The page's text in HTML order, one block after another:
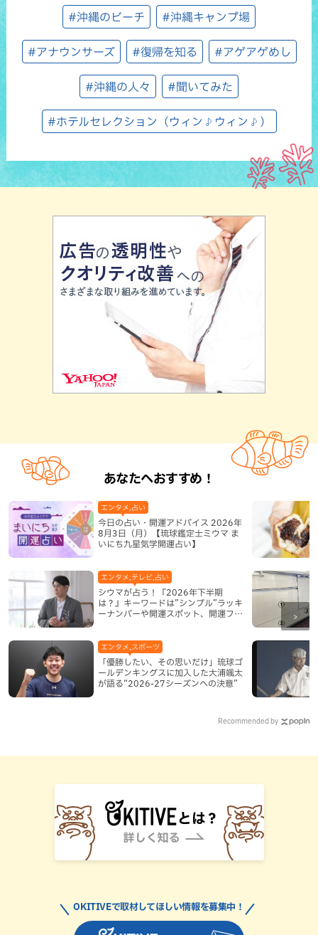
#沖縄のビーチ #沖縄キャンプ場
#アナウンサーズ #復帰を知る #アゲアゲめし
#沖縄の人々 #聞いてみた
#ホテルセレクション（ウィン♪ウィン♪）
あなたへおすすめ！
今日の占い・開運アドバイス 2026年
8月3日（月）【琉球鑑定士ミウマ ま
いにち九星気学開運占い】
エンタメ,占い
シウマが占う！『2026年下半期
は？』キーワードは”シンプル”ラッキ
ーナンバーや開運スポット、開運フー
エンタメ,テレビ,占い
「優勝したい、その思いだけ」琉球ゴ
ールデンキングスに加入した大浦颯太
が語る“2026-27シーズンへの決意”
エンタメ,スポーツ
Recommended by
OKITIVEで取材してほしい情報を募集中！